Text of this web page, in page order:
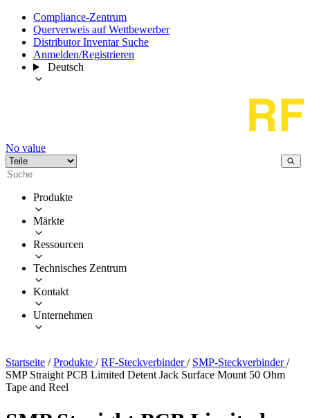
Compliance-Zentrum
Querverweis auf Wettbewerber
Distributor Inventar Suche
Anmelden/Registrieren
Deutsch
No value
Produkte
Märkte
Ressourcen
Technisches Zentrum
Kontakt
Unternehmen
Startseite / Produkte / RF-Steckverbinder/ SMP-Steckverbinder/
SMP Straight PCB Limited Detent Jack Surface Mount 50 Ohm
Tape and Reel